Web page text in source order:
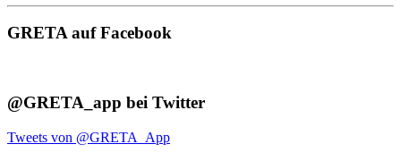
GRETA auf Facebook
@GRETA_app bei Twitter
Tweets von @GRETA_App